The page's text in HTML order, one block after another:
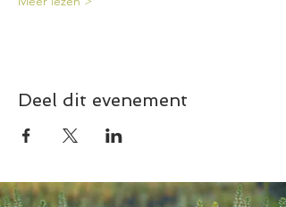
Deel dit evenement